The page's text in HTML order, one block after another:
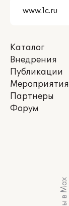
Каталог
Внедрения
Публикации
Мероприятия
Партнеры
Форум
Мы в Max